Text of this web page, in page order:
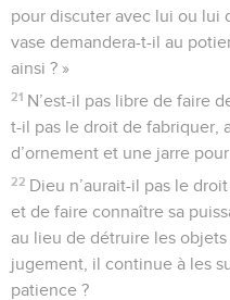
pour discuter avec lui ou lui
vase demandera-t-il au
ainsi ? »
21 N’est-il pas libre de faire
t-il pas le droit de fabriquer,
d’ornement et une jarre
22 Dieu n’aurait-il pas le
et de faire connaître sa
au lieu de détruire les
jugement, il continue à les
patience ?